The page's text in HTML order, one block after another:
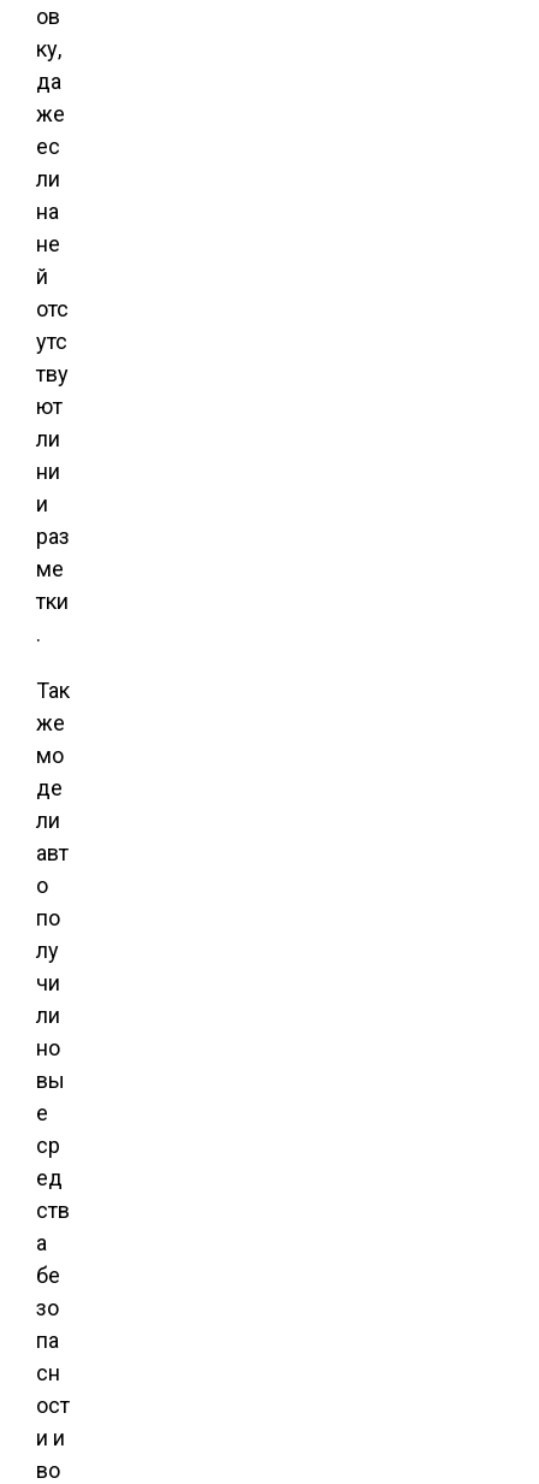
ов
ку,
да
же
ес
ли
на
не
й
отс
утс
тву
ют
ли
ни
и
раз
ме
тки
.
Так
же
мо
де
ли
авт
о
по
лу
чи
ли
но
вы
е
ср
ед
ств
а
бе
зо
па
сн
ост
и и
во